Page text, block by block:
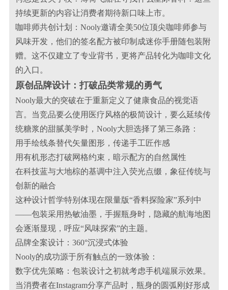
持续更新的内容让消费者期待新口味上市。
咖啡师共创计划：Nooly邀请全美50位顶尖咖啡师参与
风味开发，他们的签名配方被印制成迷你手册随包装附
赠。这不仅建立了专业背书，更将产品转化为咖啡文化
的入口。
原创品牌设计：打破品类常规的勇气
Nooly最大的突破在于重新定义了健康食品的视觉语
言。当竞品要么使用医疗风格的极简设计，要么延续传
统糖浆的甜腻美学时，Nooly大胆选择了第三条路：
用手绘线条替代矢量图形，传递手工匠作感
用有机形态打破网格约束，暗示配方的自然属性
在科技蓝与大地棕的基调中注入荧光点缀，象征传统与
创新的融合
这种设计哲学特别体现在限量版“香料探险家”系列中
——包装采用热敏油墨，手握瓶身时，隐藏的航海地图
会逐渐显现，呼应“风味探索”的主题。
品牌全案设计：360°沉浸式体验
Nooly的成功源于所有触点的一致体验：
数字优先策略：包装设计之初就考虑手机端展示效果。
当消费者在Instagram分享产品时，瓶身的圆弧刚好形成